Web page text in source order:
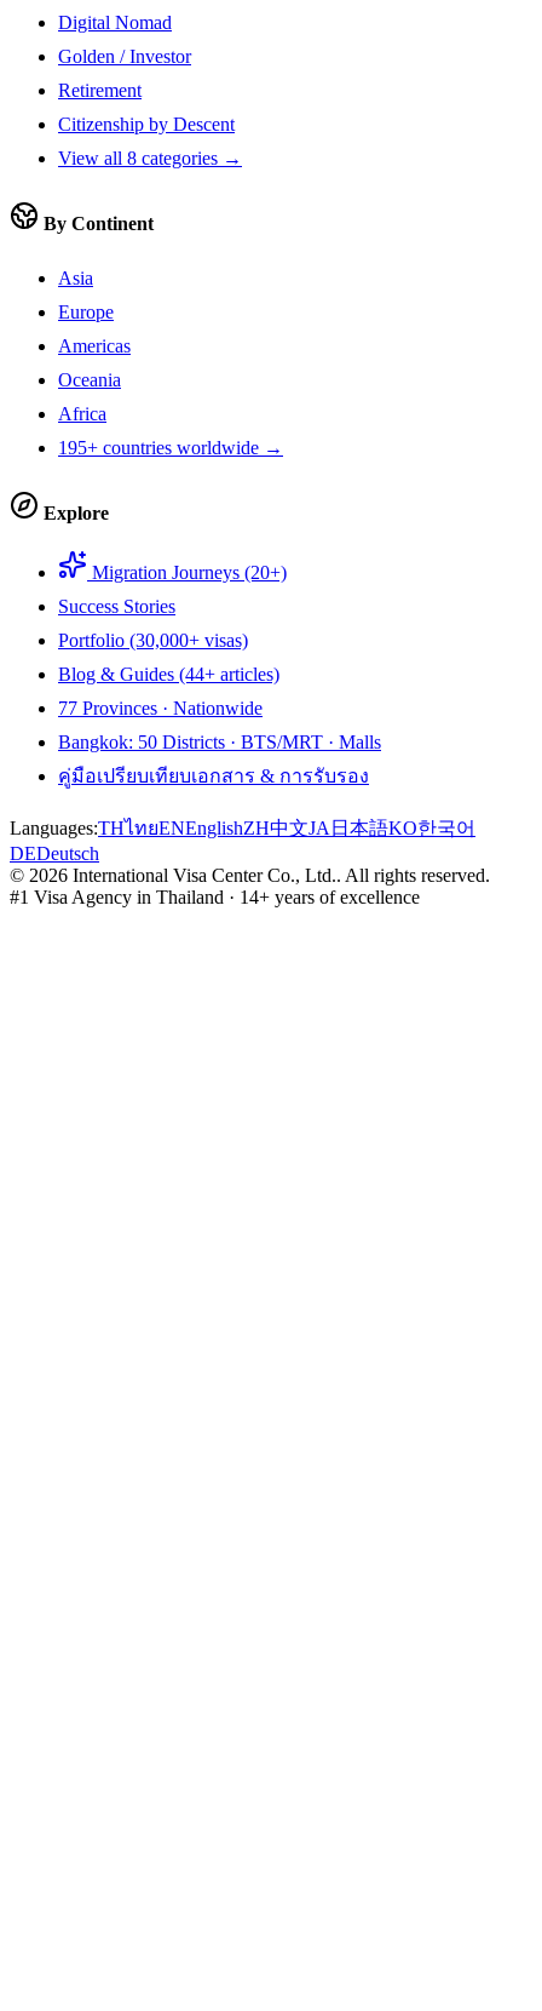
Digital Nomad
Golden / Investor
Retirement
Citizenship by Descent
View all 8 categories →
By Continent
Asia
Europe
Americas
Oceania
Africa
195+ countries worldwide →
Explore
Migration Journeys (20+)
Success Stories
Portfolio (30,000+ visas)
Blog & Guides (44+ articles)
77 Provinces · Nationwide
Bangkok: 50 Districts · BTS/MRT · Malls
คู่มือเปรียบเทียบเอกสาร & การรับรอง
Languages:THไทยENEnglishZH中文JA 日本語KO한국어
DEDeutsch
© 2026 International Visa Center Co., Ltd.. All rights reserved.
#1 Visa Agency in Thailand · 14+ years of excellence